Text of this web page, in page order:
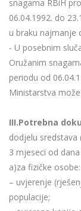
snagama RBiH
06.04.1992. do
u braku najmanje
- U posebnim
Oružanim
periodu od
Ministarstva
III.Potrebna
dodjelu
3 mjeseci od
a)za fizičke osobe:
– uvjerenje
populacije;